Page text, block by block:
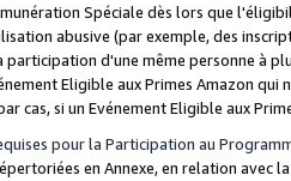
Spéciale dès lors que
abusive (par exemple, des
d'une même personne à
Eligible aux Primes Amazon qui
cas, si un Evénement Eligible aux
pour la Participation au
en Annexe, en relation avec